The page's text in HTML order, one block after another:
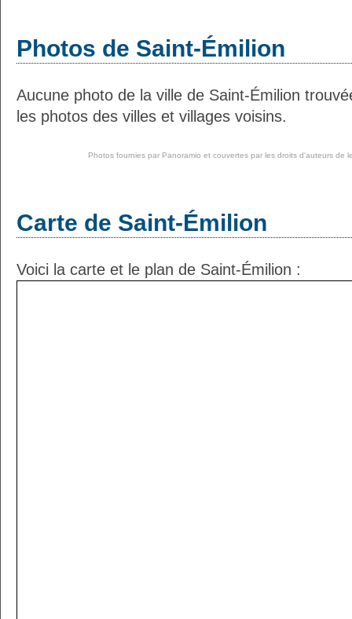
Photos de Saint-Émilion
Aucune photo de la ville de Saint-Émilion
les photos des villes et villages voisins.
Photos fournies par Panoramio et couvertes par les droits d'auteurs de
Carte de Saint-Émilion
Voici la carte et le plan de Saint-Émilion :